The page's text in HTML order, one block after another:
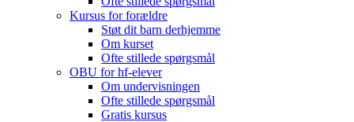
Kursus for forældre
Støt dit barn derhjemme
Om kurset
Ofte stillede spørgsmål
OBU for hf-elever
Om undervisningen
Ofte stillede spørgsmål
Gratis kursus